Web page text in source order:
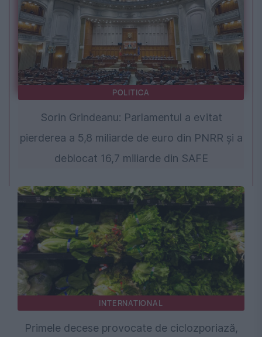
POLITICA
Sorin Grindeanu: Parlamentul a evitat
pierderea a 5,8 miliarde de euro din PNRR și a
deblocat 16,7 miliarde din SAFE
INTERNATIONAL
Primele decese provocate de ciclozporiază,